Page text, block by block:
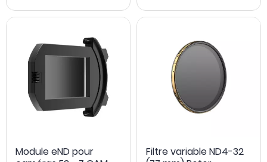
Module eND pour
Filtre variable ND4-32